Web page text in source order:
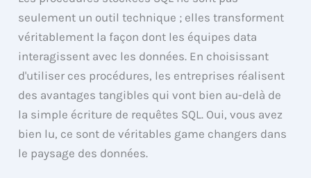
seulement un outil technique ; elles transforment
véritablement la façon dont les équipes data
interagissent avec les données. En choisissant
d'utiliser ces procédures, les entreprises réalisent
des avantages tangibles qui vont bien au-delà de
la simple écriture de requêtes SQL. Oui, vous avez
bien lu, ce sont de véritables game changers dans
le paysage des données.